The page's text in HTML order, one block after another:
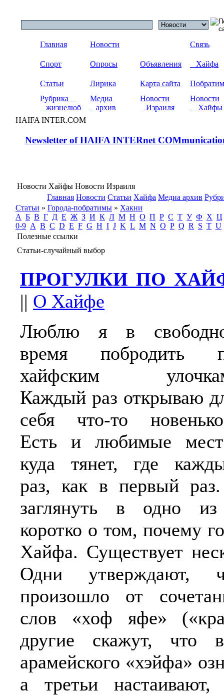
Главная Новости Связь
Спорт Опросы Объявления Хайфа
Статьи Лирика Карта сайта
Рубрика
жизнелюб
Медиа
архив
Новости
Израиля
Новости
Хайфы
HAIFA INTER.COM
Newsletter of HAIFA INTERnet
Новости Хайфы Новости Израиля
Главная Новости Статьи Хайфа Медиа архив
Статьи » Города-побратимы » Хакни
А Б В Г Д Е Ж З И К Л М Н О П Р С Т У Ф Х Ц
0-9 A B C D E F G H I J K L M N O P Q R S T U
Полезные ссылки
Статьи-случайный выбор
ПРОГУЛКИ ПО
|| О Хайфе
Люблю я в
время побродить
хайфским
Каждый раз открываю
себя что-то
Есть и любимые
куда тянет, где
раз, как в первый
заглянуть в одно
коротко о том, почему
Хайфа. Существует
Одни утверждают,
произошло от
слов «хоф яфе»
другие скажут, что
арамейского «хэйфа»
а третьи настаивают,